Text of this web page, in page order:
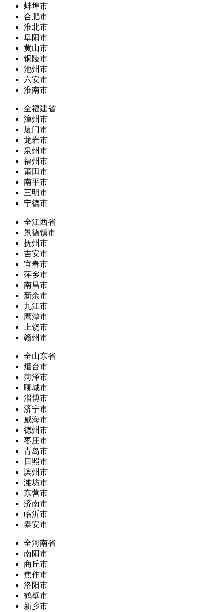
蚌埠市
合肥市
淮北市
阜阳市
黄山市
铜陵市
池州市
六安市
淮南市
全福建省
漳州市
厦门市
龙岩市
泉州市
福州市
莆田市
南平市
三明市
宁德市
全江西省
景德镇市
抚州市
吉安市
宜春市
萍乡市
南昌市
新余市
九江市
鹰潭市
上饶市
赣州市
全山东省
烟台市
菏泽市
聊城市
淄博市
济宁市
威海市
德州市
枣庄市
青岛市
日照市
滨州市
潍坊市
东营市
济南市
临沂市
泰安市
全河南省
南阳市
商丘市
焦作市
洛阳市
鹤壁市
新乡市